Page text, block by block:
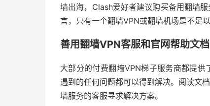
墙出海，Clash爱好者建议购买备用翻墙
言，只有一个翻墙VPN或翻墙机场是不足
善用翻墙VPN客服和官网帮助文档
大部分的付费翻墙VPN梯子服务商都提
遇到的任何问题都可以得到解决。阅读文
墙服务的客服寻求解决方案。